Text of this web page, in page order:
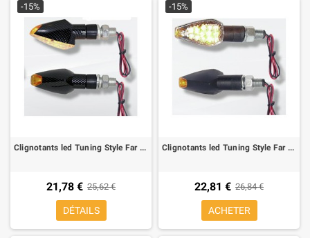
-15%
Clignotants led Tuning Style Far Homologue Carbon Look (2 pieces)
21,78 € 25,62 €
DÉTAILS
-15%
Clignotants led Tuning Style Far Homologue (2 pieces), noire
22,81 € 26,84 €
ACHETER